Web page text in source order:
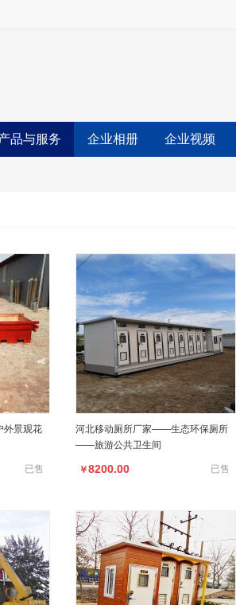
品与服务 企业相册 企业视频
景观花
已售
河北移动厕所厂家——生态环保厕所
——旅游公共卫生间
￥8200.00 已售